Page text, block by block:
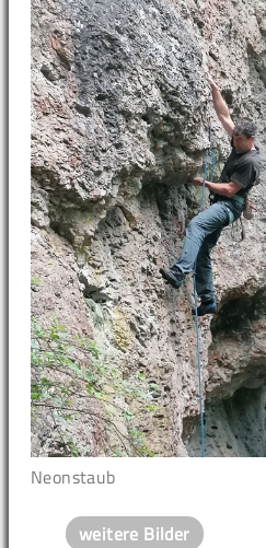
Neonstaub
weitere Bilder